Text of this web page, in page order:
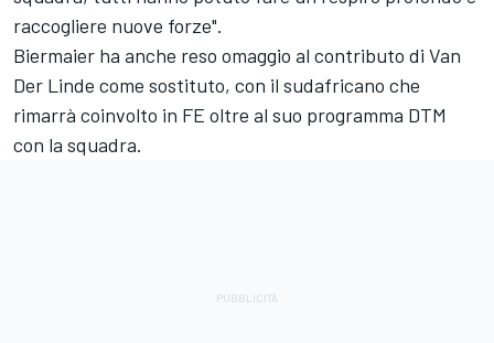
raccogliere nuove forze".
Biermaier ha anche reso omaggio al contributo di Van
Der Linde come sostituto, con il sudafricano che
rimarrà coinvolto in FE oltre al suo programma DTM
con la squadra.